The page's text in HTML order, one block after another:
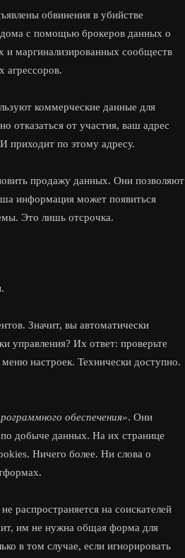
обвинения в убийстве
с помощью брокеров данных о
и маргинализированных сообществ
агрессоров.
коммерческие данные для
отказаться от участия, ваш адрес
приходит по этому адресу.
продажу данных. Они позволяют
информация может появиться
Это лишь отсрочка.
Значит, вы автоматически
управления? Их ответ: проверьте
настроек. Технически доступно.
обеспечения». Они
добыче данных. На их странице
Ничего более. Ни слова о
распространяется на соискателей
им не нужна общая форма для
в том случае, если игнорировать